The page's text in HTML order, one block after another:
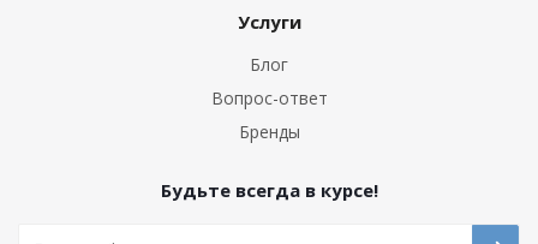
Услуги
Блог
Вопрос-ответ
Бренды
Будьте всегда в курсе!